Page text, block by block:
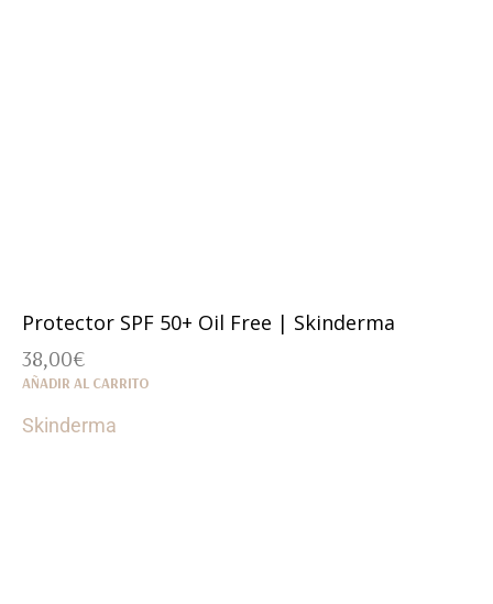
Protector SPF 50+ Oil Free | Skinderma
38,00€
AÑADIR AL CARRITO
Skinderma